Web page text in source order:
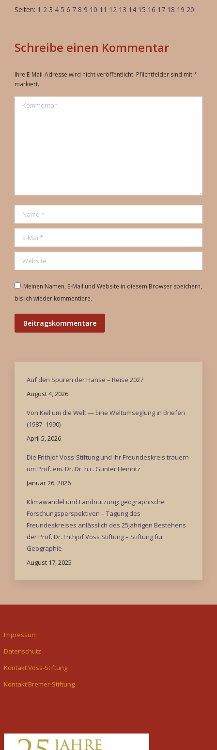
Seiten: 1 2 3 4 5 6 7 8 9 10 11 12 13 14 15 16 17 18 19 20
Schreibe einen Kommentar
Ihre E-Mail-Adresse wird nicht veröffentlicht. Pflichtfelder sind mit*
markiert.
Kommentar
Name *
E-Mail *
Website
Meinen Namen, E-Mail und Website in diesem Browser speichern,
bis ich wieder kommentiere.
Beitragskommentare
Auf den Spuren der Hanse – Reise 2027
August 4, 2026
Von Kiel um die Welt — Eine Weltumseglung in Briefen
(1987–1990)
April 5, 2026
Die Frithjof Voss-Stiftung und ihr Freundeskreis trauern
um Prof. em. Dr. Dr. h.c. Günter Heinritz
Januar 26, 2026
Klimawandel und Landnutzung: geographische
Forschungsperspektiven – Tagung des
Freundeskreises anlässlich des 25jährigen Bestehens
der Prof. Dr. Frithjof Voss Stiftung – Stiftung für
Geographie
August 17, 2025
Impressum
Datenschutz
Kontakt Voss-Stiftung
Kontakt Bremer-Stiftung